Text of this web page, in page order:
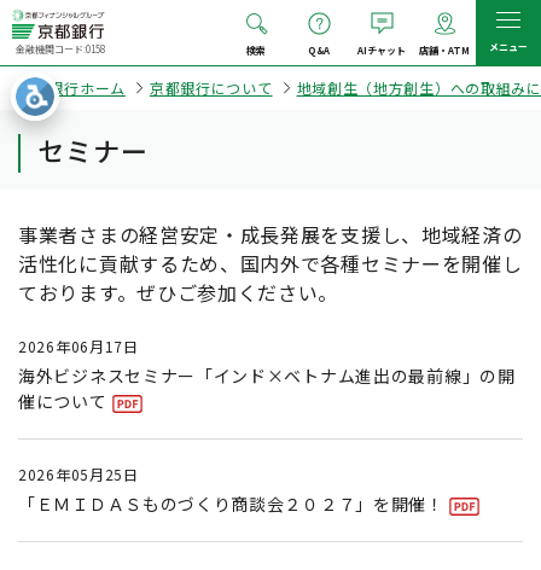
金融機関コード:0158 検索 Q&A AIチャット 店舗・ATM メニュー
京都銀行ホーム 京都銀行について 地域創生（地方創生）への取組み
セミナー
事業者さまの経営安定・成長発展を支援し、地域経済の
活性化に貢献するため、国内外で各種セミナーを開催し
ております。ぜひご参加ください。
2026年06月17日
海外ビジネスセミナー「インド×ベトナム進出の最前線」の開
催について
2026年05月25日
「ＥＭＩＤＡＳものづくり商談会２０２７」を開催！